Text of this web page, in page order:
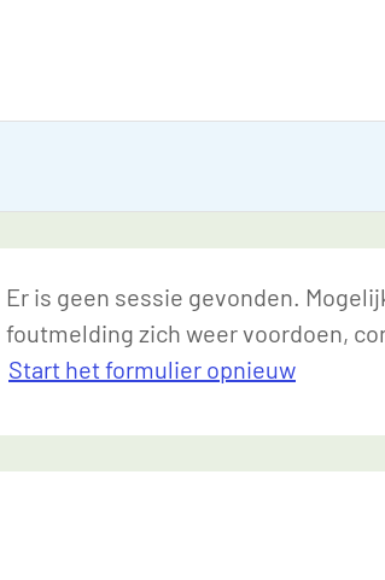
Er is geen sessie gevonden.
foutmelding zich weer voordoen,
Start het formulier opnieuw